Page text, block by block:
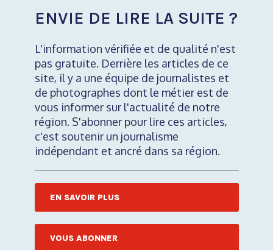
ENVIE DE LIRE LA SUITE ?
L'information vérifiée et de qualité n'est
pas gratuite. Derrière les articles de ce
site, il y a une équipe de journalistes et
de photographes dont le métier est de
vous informer sur l'actualité de notre
région. S'abonner pour lire ces articles,
c'est soutenir un journalisme
indépendant et ancré dans sa région.
EN SAVOIR PLUS
VOUS ABONNER